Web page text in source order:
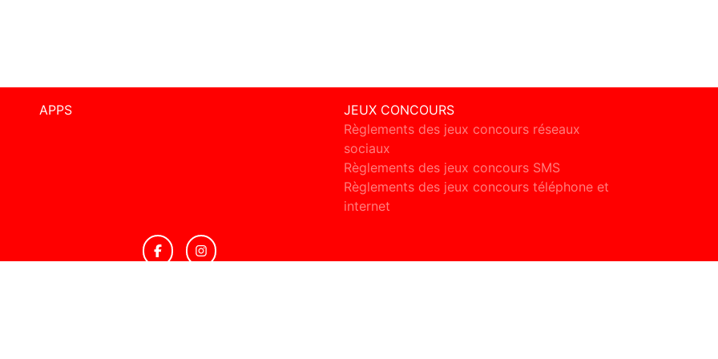
APPS
JEUX CONCOURS
Règlements des jeux concours réseaux
sociaux
Règlements des jeux concours SMS
Règlements des jeux concours téléphone et
internet